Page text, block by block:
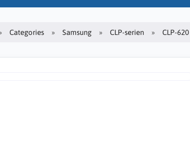
Categories Samsung CLP-serien CLP-620